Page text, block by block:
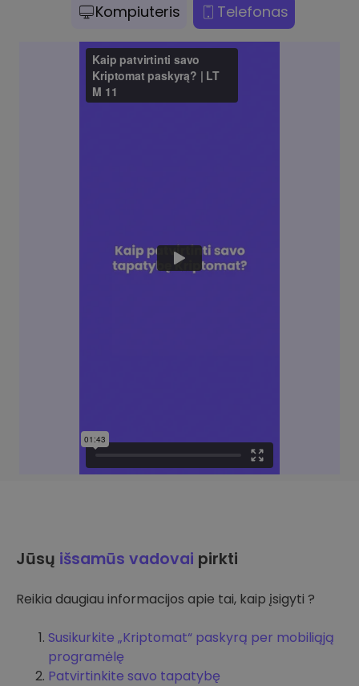
Kompiuteris Telefonas
Jūsų išsamūs vadovai pirkti
Reikia daugiau informacijos apie tai, kaip įsigyti ?
Susikurkite „Kriptomat“ paskyrą per mobiliąją
programėlę
Patvirtinkite savo tapatybę